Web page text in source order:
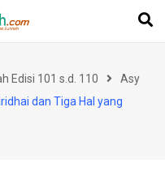
Edisi 101 s.d. 110
Asy
dan Tiga Hal yang